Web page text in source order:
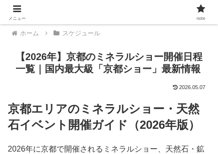
ホーム スケジュール
【2026年】京都のミネラルショー開催日程
一覧｜国内最大級「京都ショー」最新情報
2026.05.07
京都エリアのミネラルショー・天然
石イベント開催ガイド（2026年版）
2026年に京都で開催されるミネラルショー、天然石・鉱
メニュー note